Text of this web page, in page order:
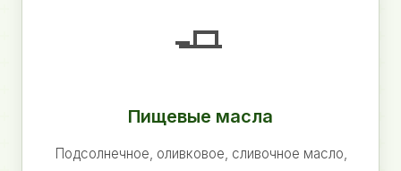
🧈
Пищевые масла
Подсолнечное, оливковое, сливочное масло,